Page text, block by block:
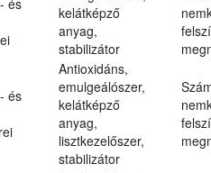
kelátképző
anyag,
stabilizátor
és
Antioxidáns,
emulgeálószer,
kelátképző
anyag,
lisztkezelőszer,
stabilizátor